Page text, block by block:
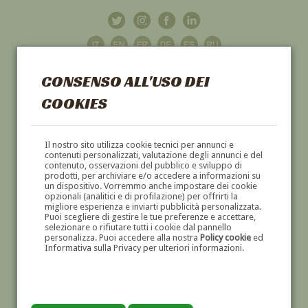
CONSENSO ALL'USO DEI
COOKIES
Il nostro sito utilizza cookie tecnici per annunci e
contenuti personalizzati, valutazione degli annunci e del
contenuto, osservazioni del pubblico e sviluppo di
prodotti, per archiviare e/o accedere a informazioni su
un dispositivo. Vorremmo anche impostare dei cookie
opzionali (analitici e di profilazione) per offrirti la
migliore esperienza e inviarti pubblicità personalizzata.
Puoi scegliere di gestire le tue preferenze e accettare,
selezionare o rifiutare tutti i cookie dal pannello
personalizza. Puoi accedere alla nostra Policy cookieed
Informativa sulla Privacy per ulteriori informazioni.
GALLERIAD'ARTE
DIPINTI E SCULTURE '800 E '900